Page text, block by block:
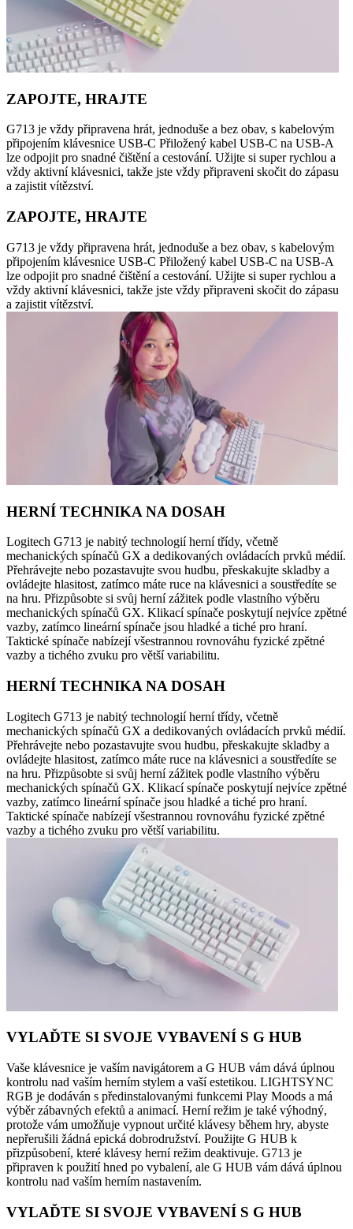
ZAPOJTE, HRAJTE
G713 je vždy připravena hrát, jednoduše a bez obav, s kabelovým
připojením klávesnice USB-C Přiložený kabel USB-C na USB-A
lze odpojit pro snadné čištění a cestování. Užijte si super rychlou a
vždy aktivní klávesnici, takže jste vždy připraveni skočit do zápasu
a zajistit vítězství.
ZAPOJTE, HRAJTE
G713 je vždy připravena hrát, jednoduše a bez obav, s kabelovým
připojením klávesnice USB-C Přiložený kabel USB-C na USB-A
lze odpojit pro snadné čištění a cestování. Užijte si super rychlou a
vždy aktivní klávesnici, takže jste vždy připraveni skočit do zápasu
a zajistit vítězství.
HERNÍ TECHNIKA NA DOSAH
Logitech G713 je nabitý technologií herní třídy, včetně
mechanických spínačů GX a dedikovaných ovládacích prvků médií.
Přehrávejte nebo pozastavujte svou hudbu, přeskakujte skladby a
ovládejte hlasitost, zatímco máte ruce na klávesnici a soustředíte se
na hru. Přizpůsobte si svůj herní zážitek podle vlastního výběru
mechanických spínačů GX. Klikací spínače poskytují nejvíce zpětné
vazby, zatímco lineární spínače jsou hladké a tiché pro hraní.
Taktické spínače nabízejí všestrannou rovnováhu fyzické zpětné
vazby a tichého zvuku pro větší variabilitu.
HERNÍ TECHNIKA NA DOSAH
Logitech G713 je nabitý technologií herní třídy, včetně
mechanických spínačů GX a dedikovaných ovládacích prvků médií.
Přehrávejte nebo pozastavujte svou hudbu, přeskakujte skladby a
ovládejte hlasitost, zatímco máte ruce na klávesnici a soustředíte se
na hru. Přizpůsobte si svůj herní zážitek podle vlastního výběru
mechanických spínačů GX. Klikací spínače poskytují nejvíce zpětné
vazby, zatímco lineární spínače jsou hladké a tiché pro hraní.
Taktické spínače nabízejí všestrannou rovnováhu fyzické zpětné
vazby a tichého zvuku pro větší variabilitu.
VYLAĎTE SI SVOJE VYBAVENÍ S G HUB
Vaše klávesnice je vaším navigátorem a G HUB vám dává úplnou
kontrolu nad vaším herním stylem a vaší estetikou. LIGHTSYNC
RGB je dodáván s předinstalovanými funkcemi Play Moods a má
výběr zábavných efektů a animací. Herní režim je také výhodný,
protože vám umožňuje vypnout určité klávesy během hry, abyste
nepřerušili žádná epická dobrodružství. Použijte G HUB k
přizpůsobení, které klávesy herní režim deaktivuje. G713 je
připraven k použití hned po vybalení, ale G HUB vám dává úplnou
kontrolu nad vaším herním nastavením.
VYLAĎTE SI SVOJE VYBAVENÍ S G HUB